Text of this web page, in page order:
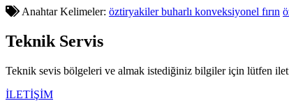
Anahtar Kelimeler: öztiryakiler buharlı konveksiyonel fırın
Teknik Servis
Teknik sevis bölgeleri ve almak istediğiniz bilgiler için lütfen
İLETİŞİM